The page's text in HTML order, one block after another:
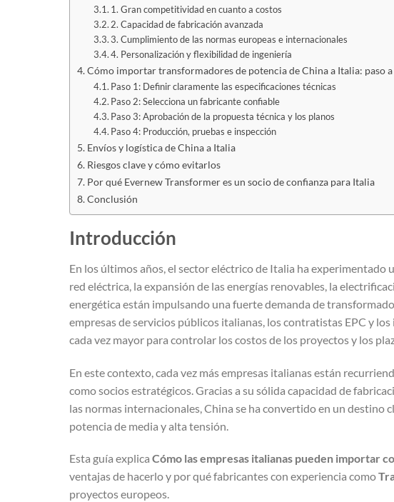
1. Gran competitividad en cuanto a costos
2. Capacidad de fabricación avanzada
3. Cumplimiento de las normas europeas e internacionales
4. Personalización y flexibilidad de ingeniería
Cómo importar transformadores de potencia de China a Italia: paso a
Paso 1: Definir claramente las especificaciones técnicas
Paso 2: Selecciona un fabricante confiable
Paso 3: Aprobación de la propuesta técnica y los planos
Paso 4: Producción, pruebas e inspección
Envíos y logística de China a Italia
Riesgos clave y cómo evitarlos
Por qué Evernew Transformer es un socio de confianza para Italia
Conclusión
Introducción
En los últimos años, el sector eléctrico de Italia ha
red eléctrica, la expansión de las energías renovables, la
energética están impulsando una fuerte demanda de
empresas de servicios públicos italianas, los contratistas EPC y
cada vez mayor para controlar los costos de los proyectos y los
En este contexto, cada vez más empresas italianas están
como socios estratégicos. Gracias a su sólida capacidad de
las normas internacionales, China se ha convertido en un destino
potencia de media y alta tensión.
Esta guía explica Cómo las empresas italianas pueden importar
ventajas de hacerlo y por qué fabricantes con experiencia como
proyectos europeos.